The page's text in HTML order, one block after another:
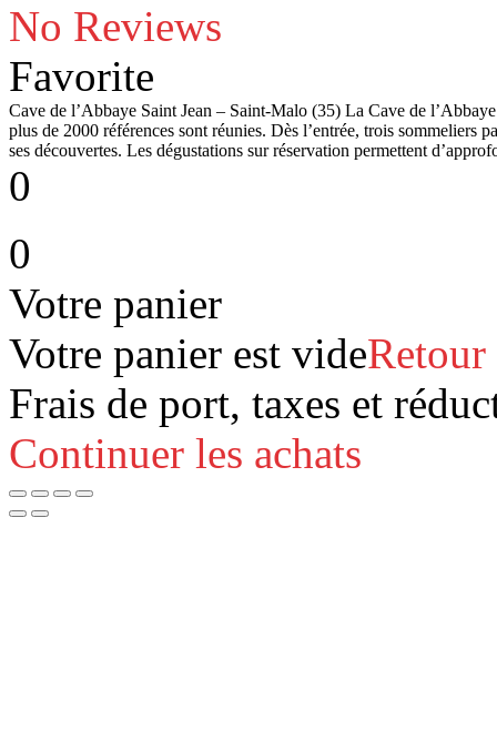
No Reviews
Favorite
Cave de l’Abbaye Saint Jean – Saint-Malo (35) La Cave de
plus de 2000 références sont réunies. Dès l’entrée, trois sommeliers
ses découvertes. Les dégustations sur réservation permettent
0
0
Votre panier
Votre panier est vide
Frais de port, taxes et
Continuer les achats